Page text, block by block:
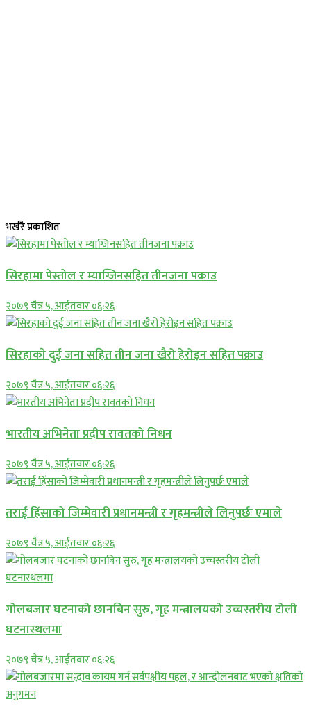
भर्खरै प्रकाशित
सिरहामा पेस्तोल र म्याग्जिनसहित तीनजना पक्राउ
२०७९ चैत्र ५, आईतवार ०६:२६
सिरहाकाे दुई जना सहित तीन जना खैरो हेरोइन सहित पक्राउ
२०७९ चैत्र ५, आईतवार ०६:२६
भारतीय अभिनेता प्रदीप रावतको निधन
२०७९ चैत्र ५, आईतवार ०६:२६
तराई हिंसाको जिम्मेवारी प्रधानमन्त्री र गृहमन्त्रीले लिनुपर्छः एमाले
२०७९ चैत्र ५, आईतवार ०६:२६
गोलबजार घटनाको छानबिन सुरु, गृह मन्त्रालयको उच्चस्तरीय टोली
घटनास्थलमा
२०७९ चैत्र ५, आईतवार ०६:२६